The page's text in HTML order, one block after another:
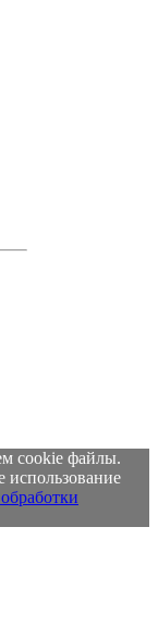
cookie файлы.
использование